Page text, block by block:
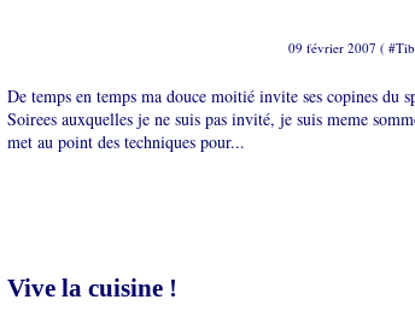
09 février 2007 ( #
De temps en temps ma douce moitié invite ses copines du
Soirees auxquelles je ne suis pas invité, je suis meme
met au point des techniques pour...
Vive la cuisine !